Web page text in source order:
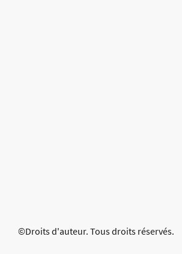
©Droits d'auteur. Tous droits réservés.